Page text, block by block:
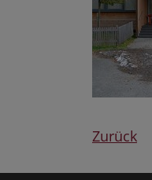
Zurück